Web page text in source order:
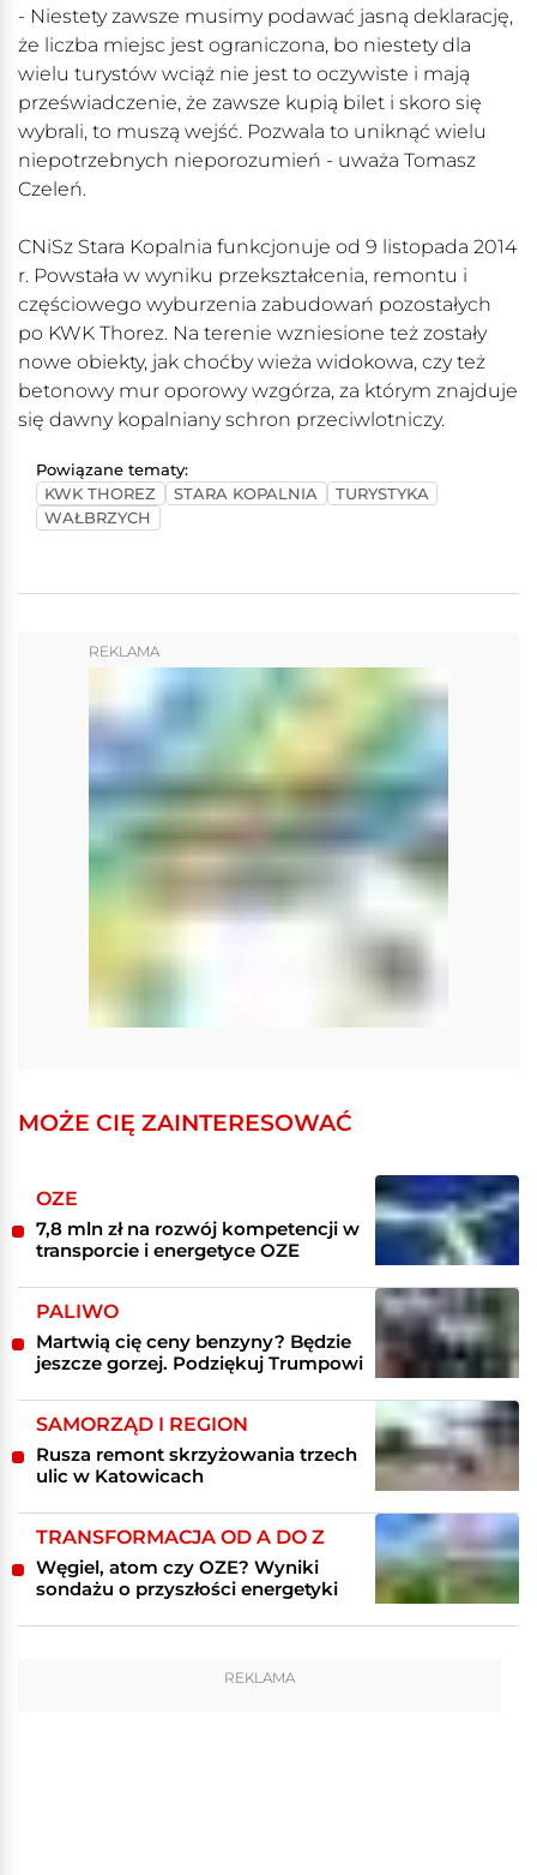
- Niestety zawsze musimy podawać jasną deklarację,
że liczba miejsc jest ograniczona, bo niestety dla
wielu turystów wciąż nie jest to oczywiste i mają
przeświadczenie, że zawsze kupią bilet i skoro się
wybrali, to muszą wejść. Pozwala to uniknąć wielu
niepotrzebnych nieporozumień - uważa Tomasz
Czeleń.
CNiSz Stara Kopalnia funkcjonuje od 9 listopada 2014
r. Powstała w wyniku przekształcenia, remontu i
częściowego wyburzenia zabudowań pozostałych
po KWK Thorez. Na terenie wzniesione też zostały
nowe obiekty, jak choćby wieża widokowa, czy też
betonowy mur oporowy wzgórza, za którym znajduje
się dawny kopalniany schron przeciwlotniczy.
Powiązane tematy:
KWK THOREZ
STARA KOPALNIA
TURYSTYKA
WAŁBRZYCH
REKLAMA
MOŻE CIĘ ZAINTERESOWAĆ
OZE
7,8 mln zł na rozwój kompetencji w
transporcie i energetyce OZE
PALIWO
Martwią cię ceny benzyny? Będzie
jeszcze gorzej. Podziękuj Trumpowi
SAMORZĄD I REGION
Rusza remont skrzyżowania trzech
ulic w Katowicach
TRANSFORMACJA OD A DO Z
Węgiel, atom czy OZE? Wyniki
sondażu o przyszłości energetyki
REKLAMA